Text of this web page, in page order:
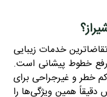
خدمات زیبایی
رفع خطوط پیشانی است.
خطر و غیرجراحی برای
همین ویژگی‌ها را